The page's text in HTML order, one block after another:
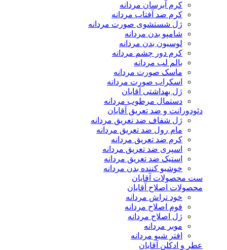
کرم آبرسان مردانه
کرم ضد آفتاب مردانه
ژل شستشوی صورت مردانه
شامپو بدن مردانه
لوسیون بدن مردانه
کرم دور چشم مردانه
بالم لب مردانه
ماسک صورت مردانه
اسکراب صورت مردانه
ژل بهداشتی آقایان
دستمال مرطوب مردانه
دئودورانت و ضد تعریق آقایان
ژل شفاف ضد تعریق مردانه
مام رول ضد تعریق مردانه
کرم ضد تعریق مردانه
اسپری ضد تعریق مردانه
استیک ضد تعریق مردانه
خوشبو کننده بدن مردانه
ست محصولات آقایان
محصولات اصلاح آقایان
خود تراش مردانه
فوم اصلاح مردانه
ژل اصلاح مردانه
موبر مردانه
افتر شیو مردانه
عطر و ادکلن آقایان